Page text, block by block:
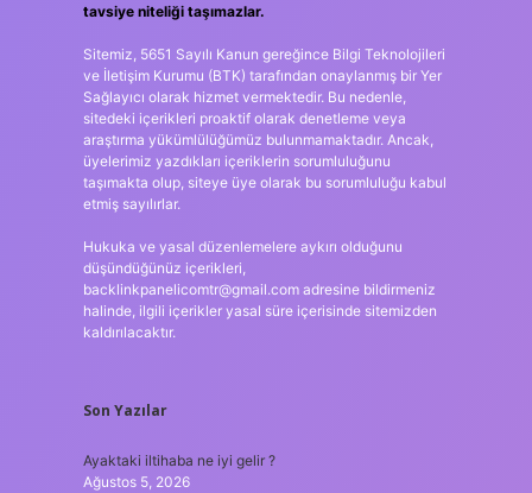
tavsiye niteliği taşımazlar.
Sitemiz, 5651 Sayılı Kanun gereğince Bilgi Teknolojileri
ve İletişim Kurumu (BTK) tarafından onaylanmış bir Yer
Sağlayıcı olarak hizmet vermektedir. Bu nedenle,
sitedeki içerikleri proaktif olarak denetleme veya
araştırma yükümlülüğümüz bulunmamaktadır. Ancak,
üyelerimiz yazdıkları içeriklerin sorumluluğunu
taşımakta olup, siteye üye olarak bu sorumluluğu kabul
etmiş sayılırlar.
Hukuka ve yasal düzenlemelere aykırı olduğunu
düşündüğünüz içerikleri,
backlinkpanelicomtr@gmail.comadresine bildirmeniz
halinde, ilgili içerikler yasal süre içerisinde sitemizden
kaldırılacaktır.
Son Yazılar
Ayaktaki iltihaba ne iyi gelir ?
Ağustos 5, 2026